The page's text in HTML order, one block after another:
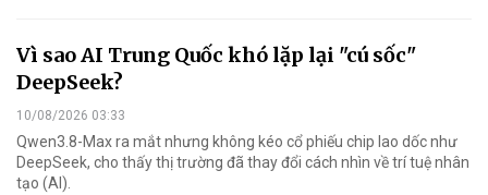
Vì sao AI Trung Quốc khó lặp lại "cú sốc"
DeepSeek?
10/08/2026 03:33
Qwen3.8-Max ra mắt nhưng không kéo cổ phiếu chip lao dốc như
DeepSeek, cho thấy thị trường đã thay đổi cách nhìn về trí tuệ nhân
tạo (AI).